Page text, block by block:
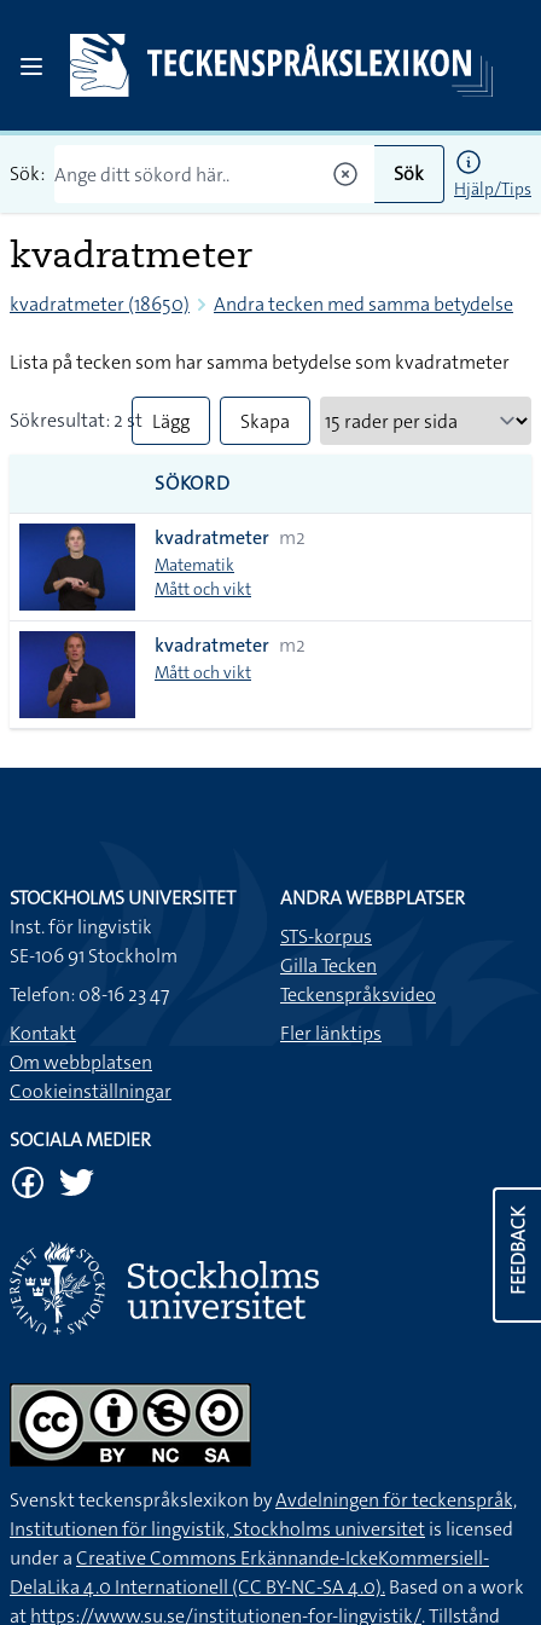
Sök: Sök
Hjälp/Tips
kvadratmeter
kvadratmeter (18650) Andra tecken med samma betydelse
Lista på tecken som har samma betydelse som kvadratmeter
Sökresultat: 2 st Lägg
till
alla i
lista
Skapa
SÖKORD
kvadratmeter m2
Matematik
Mått och vikt
kvadratmeter m2
Mått och vikt
FEEDBACK
STOCKHOLMS UNIVERSITET
Inst. för lingvistik
SE-106 91 Stockholm
Telefon: 08-16 23 47
Kontakt
Om webbplatsen
Cookieinställningar
ANDRA WEBBPLATSER
STS-korpus
Gilla Tecken
Teckenspråksvideo
Fler länktips
SOCIALA MEDIER
Svenskt teckenspråkslexikon byAvdelningen för teckenspråk,
Institutionen för lingvistik, Stockholms universitetis licensed
under aCreative Commons Erkännande-IckeKommersiell-
DelaLika 4.0 Internationell (CC BY-NC-SA 4.0).Based on a work
athttps://www.su.se/institutionen-for-lingvistik/. Tillstånd